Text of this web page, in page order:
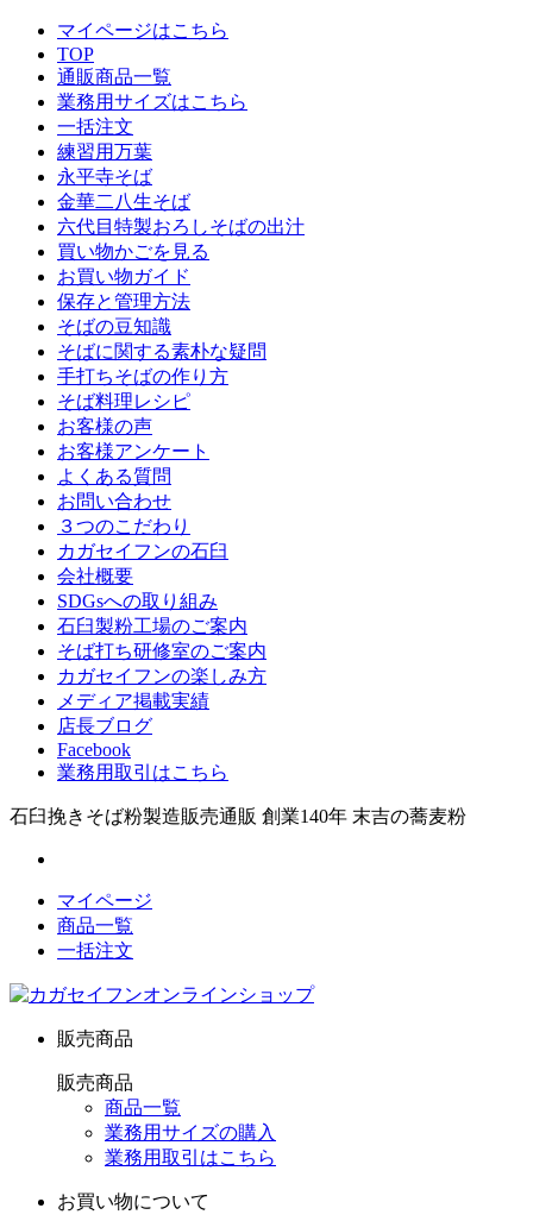
マイページはこちら
TOP
通販商品一覧
業務用サイズはこちら
一括注文
練習用万葉
永平寺そば
金華二八生そば
六代目特製おろしそばの出汁
買い物かごを見る
お買い物ガイド
保存と管理方法
そばの豆知識
そばに関する素朴な疑問
手打ちそばの作り方
そば料理レシピ
お客様の声
お客様アンケート
よくある質問
お問い合わせ
３つのこだわり
カガセイフンの石臼
会社概要
SDGsへの取り組み
石臼製粉工場のご案内
そば打ち研修室のご案内
カガセイフンの楽しみ方
メディア掲載実績
店長ブログ
Facebook
業務用取引はこちら
石臼挽きそば粉製造販売通販 創業140年 末吉の蕎麦粉
マイページ
商品一覧
一括注文
販売商品
販売商品
商品一覧
業務用サイズの購入
業務用取引はこちら
お買い物について